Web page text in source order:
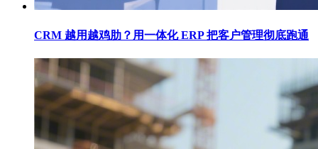
CRM 越用越鸡肋？用一体化 ERP 把客户管理彻底跑通